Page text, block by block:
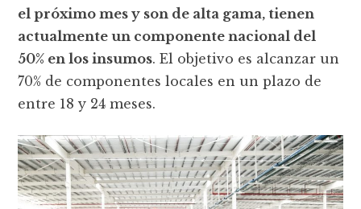
el próximo mes y son de alta gama, tienen
actualmente un componente nacional del
50% en los insumos. El objetivo es alcanzar un
70% de componentes locales en un plazo de
entre 18 y 24 meses.